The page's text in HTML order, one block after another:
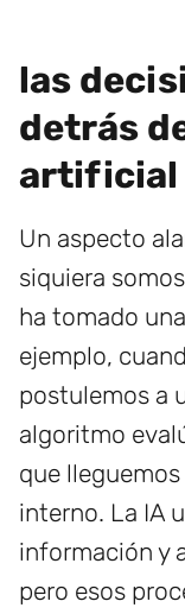
las
detrás
artificial
Un aspecto
siquiera
ha tomado
ejemplo,
postulemos a
algoritmo
que
interno. La IA
información y
pero esos